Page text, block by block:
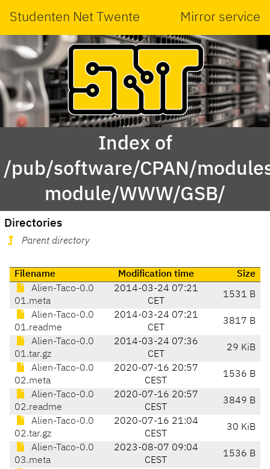
Studenten Net Twente Mirror service
Index of
/pub/software/CPAN/
module/WWW/GSB/
Directories
Parent directory
Filename Modification time
Size
Alien-Taco-0.0
01.meta
2014-03-24 07:21
CET
1531 B
Alien-Taco-0.0
01.readme
2014-03-24 07:21
CET
3817 B
Alien-Taco-0.0
01.tar.gz
2014-03-24 07:36
CET
29 KiB
Alien-Taco-0.0
02.meta
2020-07-16 20:57
CEST
1536 B
Alien-Taco-0.0
02.readme
2020-07-16 20:57
CEST
3849 B
Alien-Taco-0.0
02.tar.gz
2020-07-16 21:04
CEST
30 KiB
Alien-Taco-0.0
03.meta
2023-08-07 09:04
CEST
1536 B